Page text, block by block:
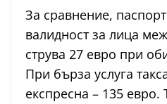
За сравнение,
валидност за лица
струва 27 евро при
При бърза услуга
експресна – 135